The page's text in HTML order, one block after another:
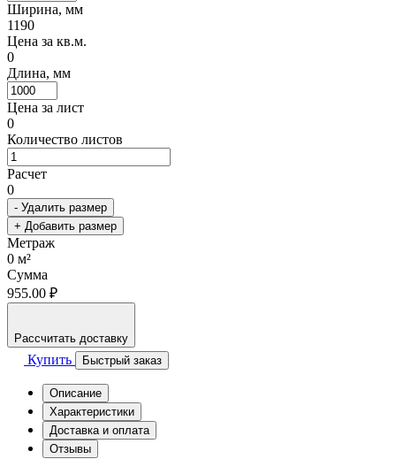
Ширина, мм
1190
Цена за кв.м.
0
Длина, мм
Цена за лист
0
Количество листов
Расчет
0
- Удалить размер
+ Добавить размер
Метраж
0 м²
Сумма
955.00 ₽
Рассчитать доставку
Купить Быстрый заказ
Описание
Характеристики
Доставка и оплата
Отзывы